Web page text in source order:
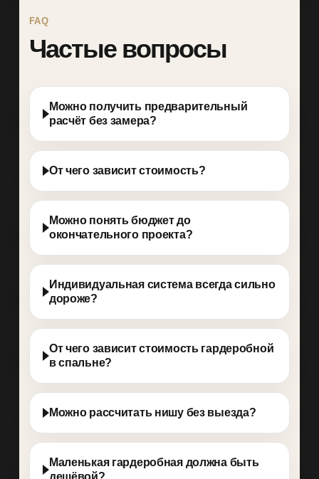
FAQ
Частые вопросы
Можно получить предварительный
расчёт без замера?
От чего зависит стоимость?
Можно понять бюджет до
окончательного проекта?
Индивидуальная система всегда сильно
дороже?
От чего зависит стоимость гардеробной
в спальне?
Можно рассчитать нишу без выезда?
Маленькая гардеробная должна быть
дешёвой?